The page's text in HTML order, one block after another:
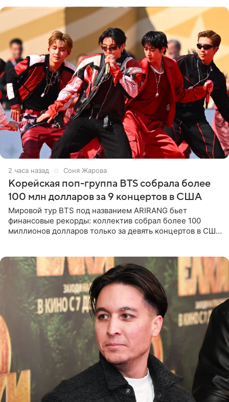
2 часа назад Соня Жарова
Корейская поп-группа BTS собрала более
100 млн долларов за 9 концертов в США
Мировой тур BTS под названием ARIRANG бьет
финансовые рекорды: коллектив собрал более 100
миллионов долларов только за девять концертов в США.